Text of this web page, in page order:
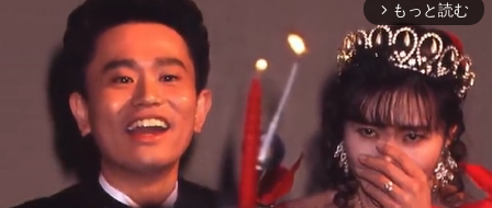
arrow_forward_ios もっと読む